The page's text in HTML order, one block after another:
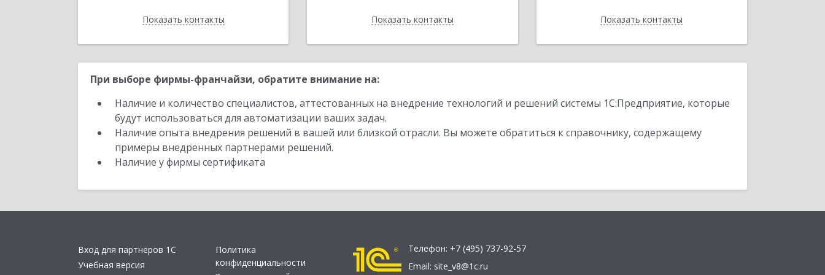
Показать контакты
Назад Показать контакты
Назад Показать контакты
Назад
При выборе фирмы-франчайзи, обратите внимание на:
Наличие и количество специалистов, аттестованных на внедрение технологий и решений системы 1С:Предприятие, которые
будут использоваться для автоматизации ваших задач.
Наличие опыта внедрения решений в вашей или близкой отрасли. Вы можете обратиться к справочнику, содержащему
примеры внедренных партнерами решений.
Наличие у фирмы сертификата
Вход для партнеров 1С
Учебная версия
Политика
конфиденциальности
Телефон: +7 (495) 737-92-57
Email: site_v8@1c.ru